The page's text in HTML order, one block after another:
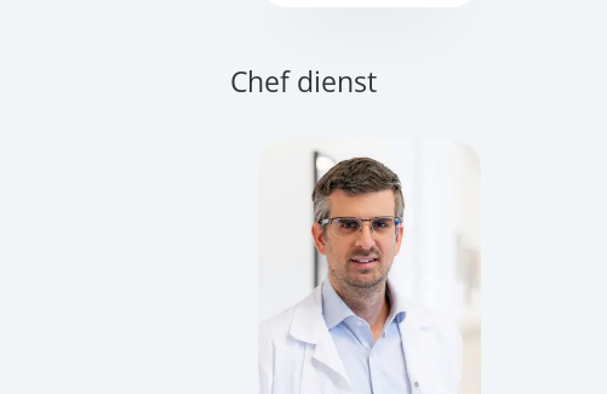
Chef dienst